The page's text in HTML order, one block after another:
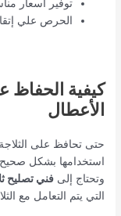
توفير أسعار
الحرص علي
كيفية
الأعطال
حتى تحافظ على
استخدامها بشكل
وتحتاج إلىفني تصليح
التي يتم التعامل مع